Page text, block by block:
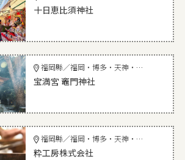
十日恵比須神社
福岡縣／福岡・博多・天神・宗像・太宰府
宝満宮 竈門神社
福岡縣／福岡・博多・天神・宗像・太宰府
粋工房株式会社